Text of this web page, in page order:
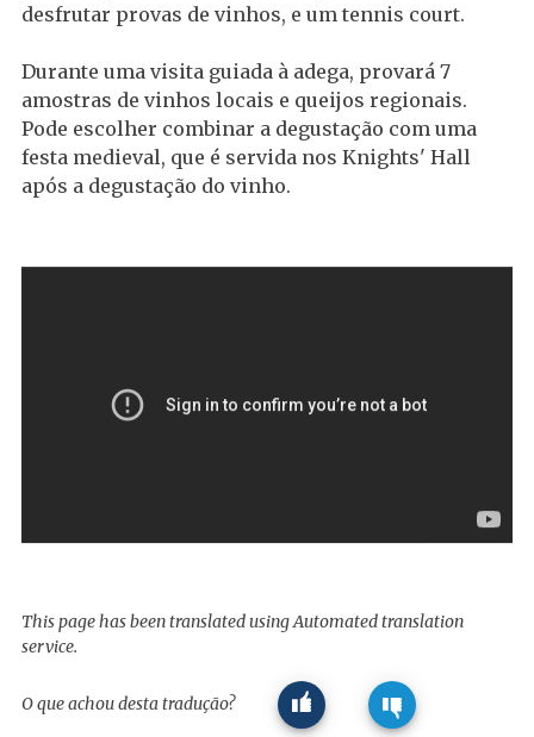
desfrutar provas de vinhos, e um tennis court.
Durante uma visita guiada à adega, provará 7
amostras de vinhos locais e queijos regionais.
Pode escolher combinar a degustação com uma
festa medieval, que é servida nos Knights' Hall
após a degustação do vinho.
This page has been translated using Automated translation
service.
O que achou desta tradução?